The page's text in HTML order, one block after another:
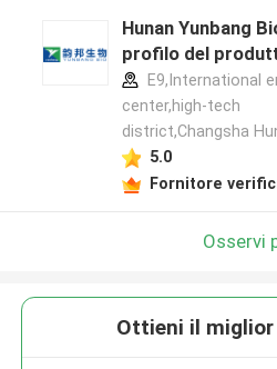
Hunan Yunbang
profilo del
E9,International
center,high-tech
district,Changsha
5.0
Fornitore
Osservi
Ottieni il miglior